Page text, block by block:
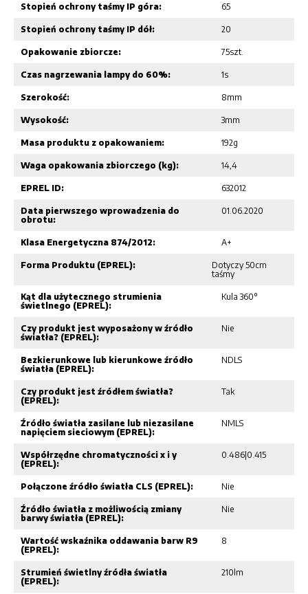
Stopień ochrony taśmy IP góra: 65
Stopień ochrony taśmy IP dół: 20
Opakowanie zbiorcze: 75szt.
Czas nagrzewania lampy do 60%: 1s
Szerokość: 8mm
Wysokość: 3mm
Masa produktu z opakowaniem: 192g
Waga opakowania zbiorczego (kg): 14,4
EPREL ID: 632012
Data pierwszego wprowadzenia do
obrotu:
01.06.2020
Klasa Energetyczna 874/2012: A+
Forma Produktu (EPREL):
Dotyczy 50cm
taśmy
Kąt dla użytecznego strumienia
świetlnego (EPREL):
Kula 360°
Czy produkt jest wyposażony w źródło
światła? (EPREL):
Nie
Bezkierunkowe lub kierunkowe źródło
światła (EPREL):
NDLS
Czy produkt jest źródłem światła?
(EPREL):
Tak
Źródło światła zasilane lub niezasilane
napięciem sieciowym (EPREL):
NMLS
Współrzędne chromatyczności x i y
(EPREL):
0.486|0.415
Połączone źródło światła CLS (EPREL): Nie
Źródło światła z możliwością zmiany
barwy światła (EPREL):
Nie
Wartość wskaźnika oddawania barw R9
(EPREL):
8
Strumień świetlny źródła światła
(EPREL):
210lm